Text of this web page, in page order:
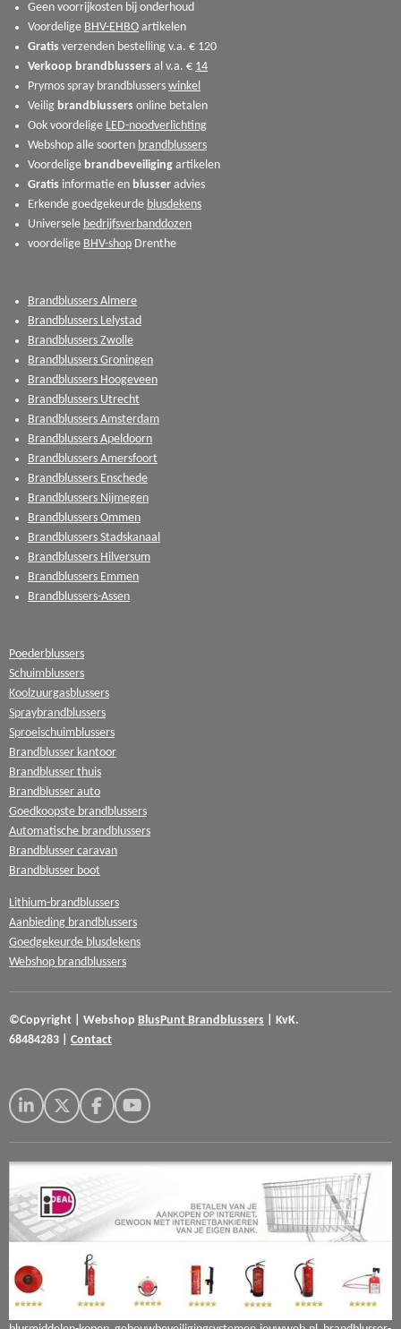
Geen voorrijkosten bij onderhoud
Voordelige BHV-EHBO artikelen
Gratis verzenden bestelling v.a. € 120
Verkoop brandblussers al v.a. € 14
Prymos spray brandblussers winkel
Veilig brandblussers online betalen
Ook voordelige LED-noodverlichting
Webshop alle soorten brandblussers
Voordelige brandbeveiliging artikelen
Gratis informatie en blusser advies
Erkende goedgekeurde blusdekens
Universele bedrijfsverbanddozen
voordelige BHV-shop Drenthe
Brandblussers Almere
Brandblussers Lelystad
Brandblussers Zwolle
Brandblussers Groningen
Brandblussers Hoogeveen
Brandblussers Utrecht
Brandblussers Amsterdam
Brandblussers Apeldoorn
Brandblussers Amersfoort
Brandblussers Enschede
Brandblussers Nijmegen
Brandblussers Ommen
Brandblussers Stadskanaal
Brandblussers Hilversum
Brandblussers Emmen
Brandblussers-Assen
Poederblussers
Schuimblussers
Koolzuurgasblussers
Spraybrandblussers
Sproeischuimblussers
Brandblusser kantoor
Brandblusser thuis
Brandblusser auto
Goedkoopste brandblussers
Automatische brandblussers
Brandblusser caravan
Brandblusser boot
Lithium-brandblussers
Aanbieding brandblussers
Goedgekeurde blusdekens
Webshop brandblussers
©Copyright Webshop BlusPunt Brandblussers
KvK.
68484283
Contact
L
n
k
d
I
n
X
F
c
e
Y
u
T